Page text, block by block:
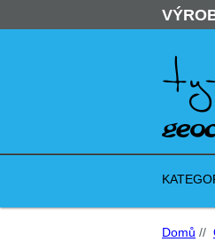
Domů //